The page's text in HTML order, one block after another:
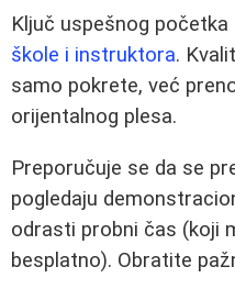
Ključ uspešnog početka
škole i instruktora.
samo pokrete, već
orijentalnog plesa.
Preporučuje se da se
pogledaju
odrasti probni čas (koji
besplatno). Obratite